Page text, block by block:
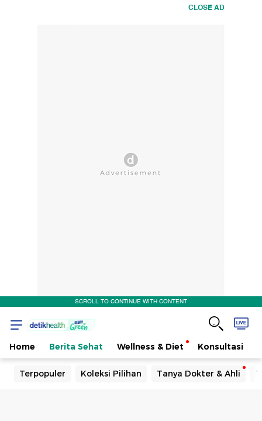
CLOSE AD
SCROLL TO CONTINUE WITH CONTENT
Home Berita Sehat Wellness & Diet Konsultasi
Terpopuler Koleksi Pilihan Tanya Dokter & Ahli